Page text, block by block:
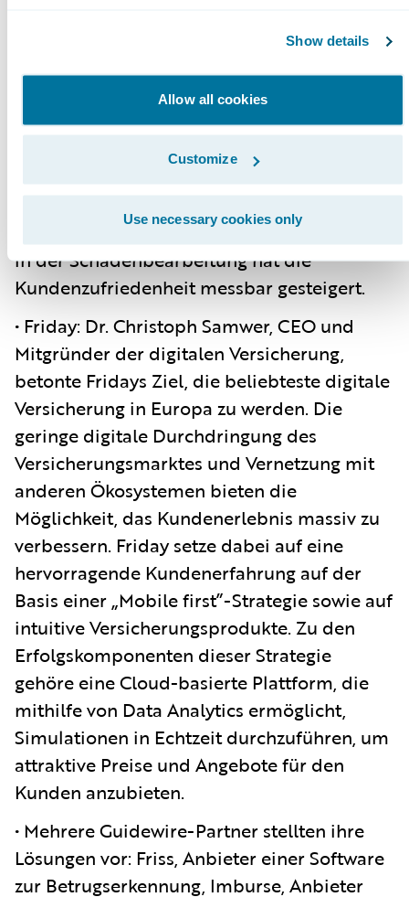
Show details
Allow all cookies
Customize
Use necessary cookies only
Automatisierung die Schadenbearbeitung
vereinfacht hat. Versicherte profitieren
dabei von der schnellen und nahtlosen
Interaktion. Tryg als Versicherer ist in der
von Sprachanalyse und virtuellem Coaching
in der Schadenbearbeitung hat die
Kundenzufriedenheit messbar gesteigert.
• Friday: Dr. Christoph Samwer, CEO und
Mitgründer der digitalen Versicherung,
betonte Fridays Ziel, die beliebteste digitale
Versicherung in Europa zu werden. Die
geringe digitale Durchdringung des
Versicherungsmarktes und Vernetzung mit
anderen Ökosystemen bieten die
Möglichkeit, das Kundenerlebnis massiv zu
verbessern. Friday setze dabei auf eine
hervorragende Kundenerfahrung auf der
Basis einer „Mobile first”-Strategie sowie auf
intuitive Versicherungsprodukte. Zu den
Erfolgskomponenten dieser Strategie
gehöre eine Cloud-basierte Plattform, die
mithilfe von Data Analytics ermöglicht,
Simulationen in Echtzeit durchzuführen, um
attraktive Preise und Angebote für den
Kunden anzubieten.
• Mehrere Guidewire-Partner stellten ihre
Lösungen vor: Friss, Anbieter einer Software
zur Betrugserkennung, Imburse, Anbieter